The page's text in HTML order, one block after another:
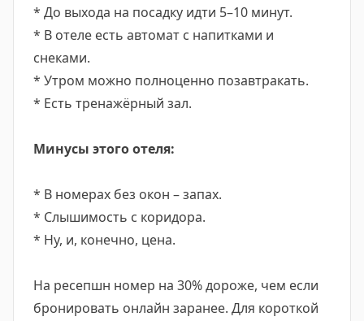
* До выхода на посадку идти 5–10 минут.
* В отеле есть автомат с напитками и
снеками.
* Утром можно полноценно позавтракать.
* Есть тренажёрный зал.
Минусы этого отеля:
* В номерах без окон – запах.
* Слышимость с коридора.
* Ну, и, конечно, цена.
На ресепшн номер на 30% дороже, чем если
бронировать онлайн заранее. Для короткой